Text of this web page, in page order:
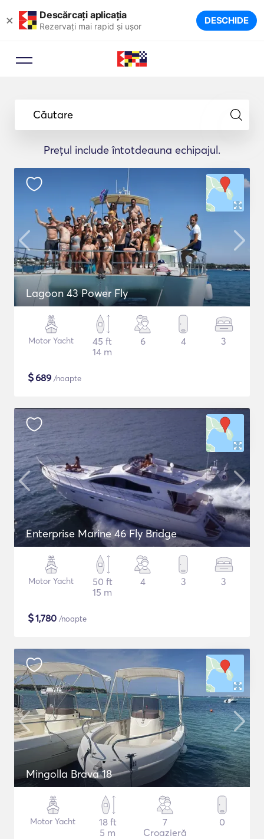
× Descărcați aplicația
Rezervați mai rapid și ușor DESCHIDE
Căutare
Prețul include întotdeauna echipajul.
Lagoon 43 Power Fly
Motor Yacht
45 ft
14 m
6 4 3
$689 /noapte
Enterprise Marine 46 Fly Bridge
Motor Yacht
50 ft
15 m
4 3 3
$1,780 /noapte
Mingolla Brava 18
Motor Yacht
18 ft
5 m
7
Croazieră
0